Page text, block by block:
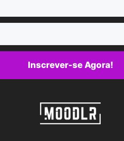
Inscrever-se Agora!